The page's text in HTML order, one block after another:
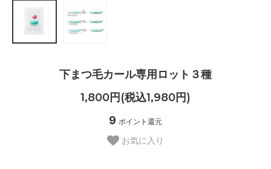
下まつ毛カール専用ロット３種
1,800円(税込1,980円)
9 ポイント還元
お気に入り